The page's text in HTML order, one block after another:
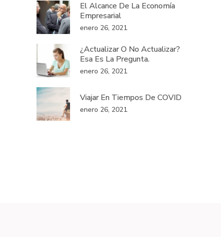
El Alcance De La Economía
Empresarial
enero 26, 2021
¿Actualizar O No Actualizar?
Esa Es La Pregunta.
enero 26, 2021
Viajar En Tiempos De COVID
enero 26, 2021